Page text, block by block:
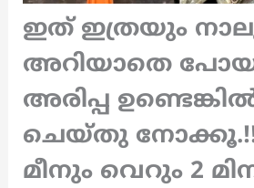
ഇത് ഇത്രയും
അറിയാതെ
അരിപ്പ
ചെയ്തു
മീനും വെറും 2